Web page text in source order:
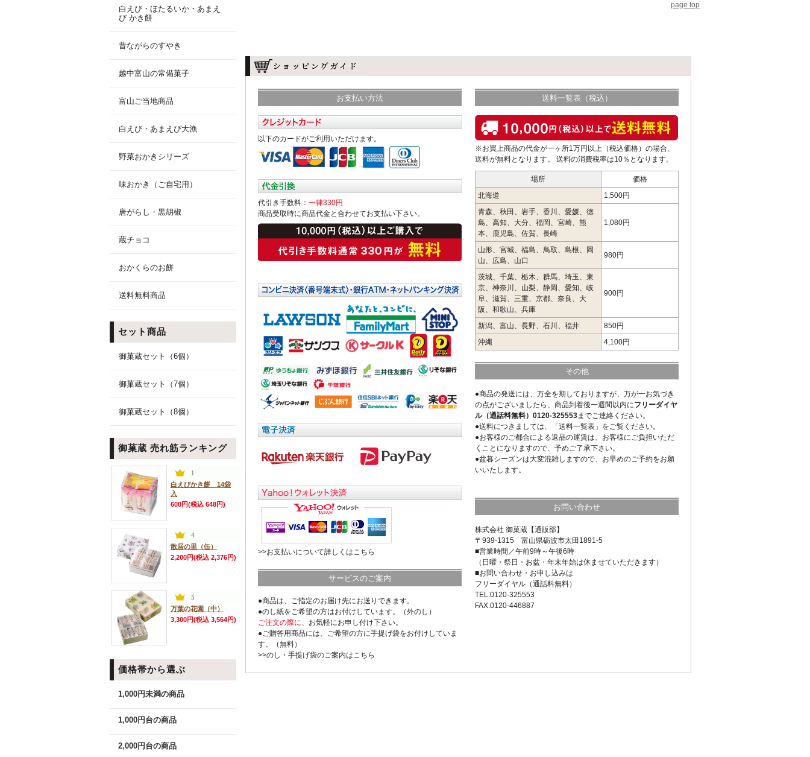
白えび・ほたるいか・あまえ
び かき餅
昔ながらのすやき
越中富山の常備菓子
富山ご当地商品
白えび・あまえび大漁
野菜おかきシリーズ
味おかき（ご自宅用）
唐がらし・黒胡椒
蔵チョコ
おかくらのお餅
送料無料商品
セット商品
御菓蔵セット（6個）
御菓蔵セット（7個）
御菓蔵セット（8個）
御菓蔵 売れ筋ランキング
白えびかき餅 14袋
入
600円(税込 648円)
散居の里（缶）
2,200円(税込 2,376円)
万葉の花園（中）
3,300円(税込 3,564円)
価格帯から選ぶ
1,000円未満の商品
1,000円台の商品
2,000円台の商品
page top
お支払い方法
以下のカードがご利用いただけます。
代引き手数料： 一律330円
商品受取時に商品代金と合わせてお支払い下さい。
>>お支払いについて詳しくはこちら
サービスのご案内
●商品は、ご指定のお届け先にお送りできます。
●のし紙をご希望の方はお付けしています。（外のし）
ご注文の際に、お気軽にお申し付け下さい。
●ご贈答用商品には、ご希望の方に手提げ袋をお付けしていま
す。（無料）
>>のし・手提げ袋のご案内はこちら
送料一覧表（税込）
※お買上商品の代金が一ヶ所1万円以上（税込価格）の場合、
送料が無料となります。 送料の消費税率は10％となります。
場所
価格
北海道
1,500円
青森、秋田、岩手、香川、愛媛、徳
島、高知、大分、福岡、宮崎、熊
本、鹿児島、佐賀、長崎
1,080円
山形、宮城、福島、鳥取、島根、岡
山、広島、山口
980円
茨城、千葉、栃木、群馬、埼玉、東
京、神奈川、山梨、静岡、愛知、岐
阜、滋賀、三重、京都、奈良、大
阪、和歌山、兵庫
900円
新潟、富山、長野、石川、福井
850円
沖縄
4,100円
その他
●商品の発送には、万全を期しておりますが、万が一お気づき
の点がございましたら、商品到着後一週間以内にフリーダイヤ
ル（通話料無料）0120-325553までご連絡ください。
●送料につきましては、「送料一覧表」をご覧ください。
●お客様のご都合による返品の運賃は、お客様にご負担いただ
くことになりますので、予めご了承下さい。
●盆暮シーズンは大変混雑しますので、お早めのご予約をお願
いいたします。
お問い合わせ
株式会社 御菓蔵【通販部】
〒939-1315 富山県砺波市太田1891-5
■営業時間／午前9時～午後6時
（日曜・祭日・お盆・年末年始は休ませていただきます）
■お問い合わせ・お申し込みは
フリーダイヤル（通話料無料）
TEL.0120-325553
FAX.0120-446887